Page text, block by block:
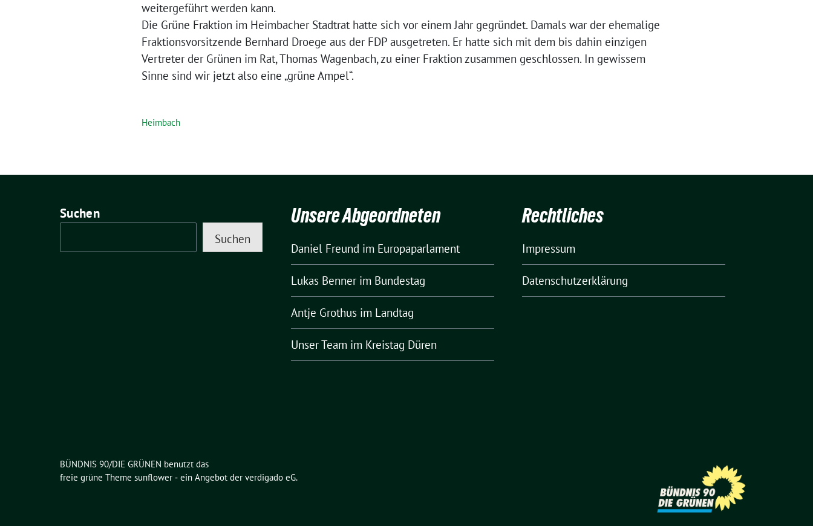
weitergeführt werden kann.
Die Grüne Fraktion im Heimbacher Stadtrat hatte sich vor einem Jahr gegründet. Damals war der ehemalige
Fraktionsvorsitzende Bernhard Droege aus der FDP ausgetreten. Er hatte sich mit dem bis dahin einzigen
Vertreter der Grünen im Rat, Thomas Wagenbach, zu einer Fraktion zusammen geschlossen. In gewissem
Sinne sind wir jetzt also eine „grüne Ampel“.
Heimbach
Suchen
Suchen
Unsere Abgeordneten
Daniel Freund im Europaparlament
Lukas Bennerim Bundestag
Antje Grothus im Landtag
Unser Team im Kreistag Düren
Rechtliches
Impressum
Datenschutzerklärung
BÜNDNIS 90/DIE GRÜNEN benutzt das
freie grüne Theme sunflower ‐ ein Angebot der verdigado eG.